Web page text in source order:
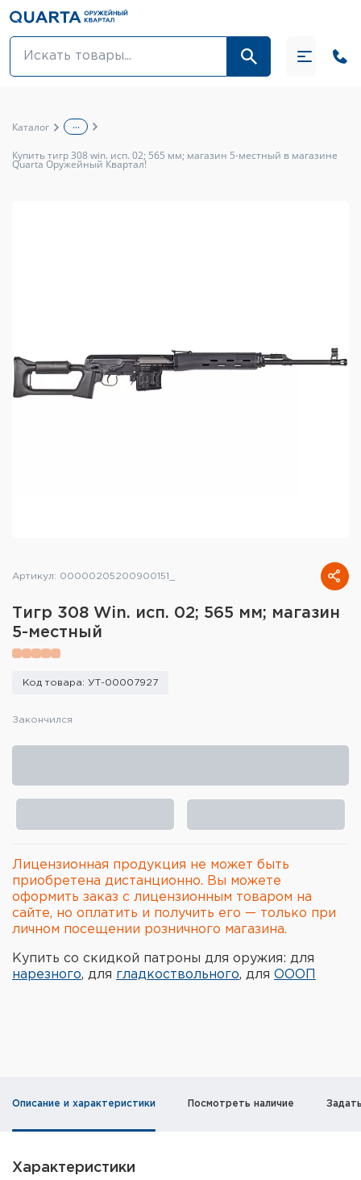
Оптовикам
Тактическое снаряжение
Кобуры и системы ношения
снаряжения
Элементы питания и зарядные
Ремни, патронташи и подсумки
Фонари и ЛЦУ
Туристическое снаряжение
Опоры и станки для оружия
Холодная пристрелка оружия
Оружейные шкафы и сейфы
Каталог ...
Купить тигр 308 win. исп. 02; 565 мм; магазин 5-местный в магазине
Quarta Оружейный Квартал!
Артикул: 00000205200900151_
Тигр 308 Win. исп. 02; 565 мм; магазин
5-местный
Код товара: УТ-00007927
Закончился
Лицензионная продукция не может быть
приобретена дистанционно. Вы можете
оформить заказ с лицензионным товаром на
сайте, но оплатить и получить его — только при
личном посещении розничного магазина.
Купить со скидкой патроны для оружия: для
нарезного, для гладкоствольного, для ОООП
Описание и характеристики Посмотреть наличие
Характеристики